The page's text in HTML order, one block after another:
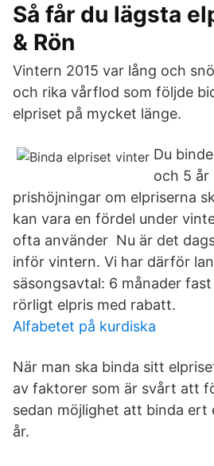
Så får du lägsta
& Rön
Vintern 2015 var lång och
och rika vårflod som följde
elpriset på mycket länge.
Du
och 5 år
prishöjningar om elpriserna
kan vara en fördel under
ofta använder Nu är det
inför vintern. Vi har därför
säsongsavtal: 6 månader
rörligt elpris med rabatt.
Alfabetet på kurdiska
När man ska binda sitt
av faktorer som är svårt att
sedan möjlighet att binda ert
år.